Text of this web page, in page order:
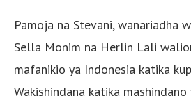
Pamoja na Stevani, wanariadha
Sella Monim na Herlin Lali
mafanikio ya Indonesia katika
Wakishindana katika